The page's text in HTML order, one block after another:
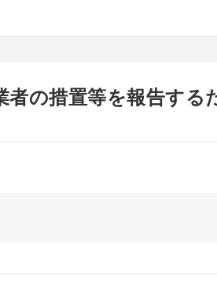
の措置等を報告する